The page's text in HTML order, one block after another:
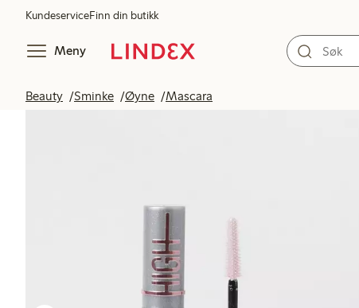
KundeserviceFinn din butikk
Meny
Beauty Sminke Øyne Mascara